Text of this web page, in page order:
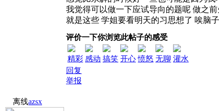
我觉得可以做一下应试导向的题呢 做之
就是这些 学姐要看明天的习思想了 唉脑
评价一下你浏览此帖子的感受
精彩 感动 搞笑 开心 愤怒 无聊 灌水
回复
举报
离线azsx